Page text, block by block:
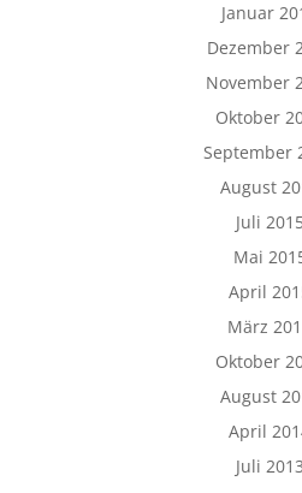
Januar
Dezember
November
Oktober
September
August
Juli
Mai
April
März
Oktober
August
April
Juli 2013